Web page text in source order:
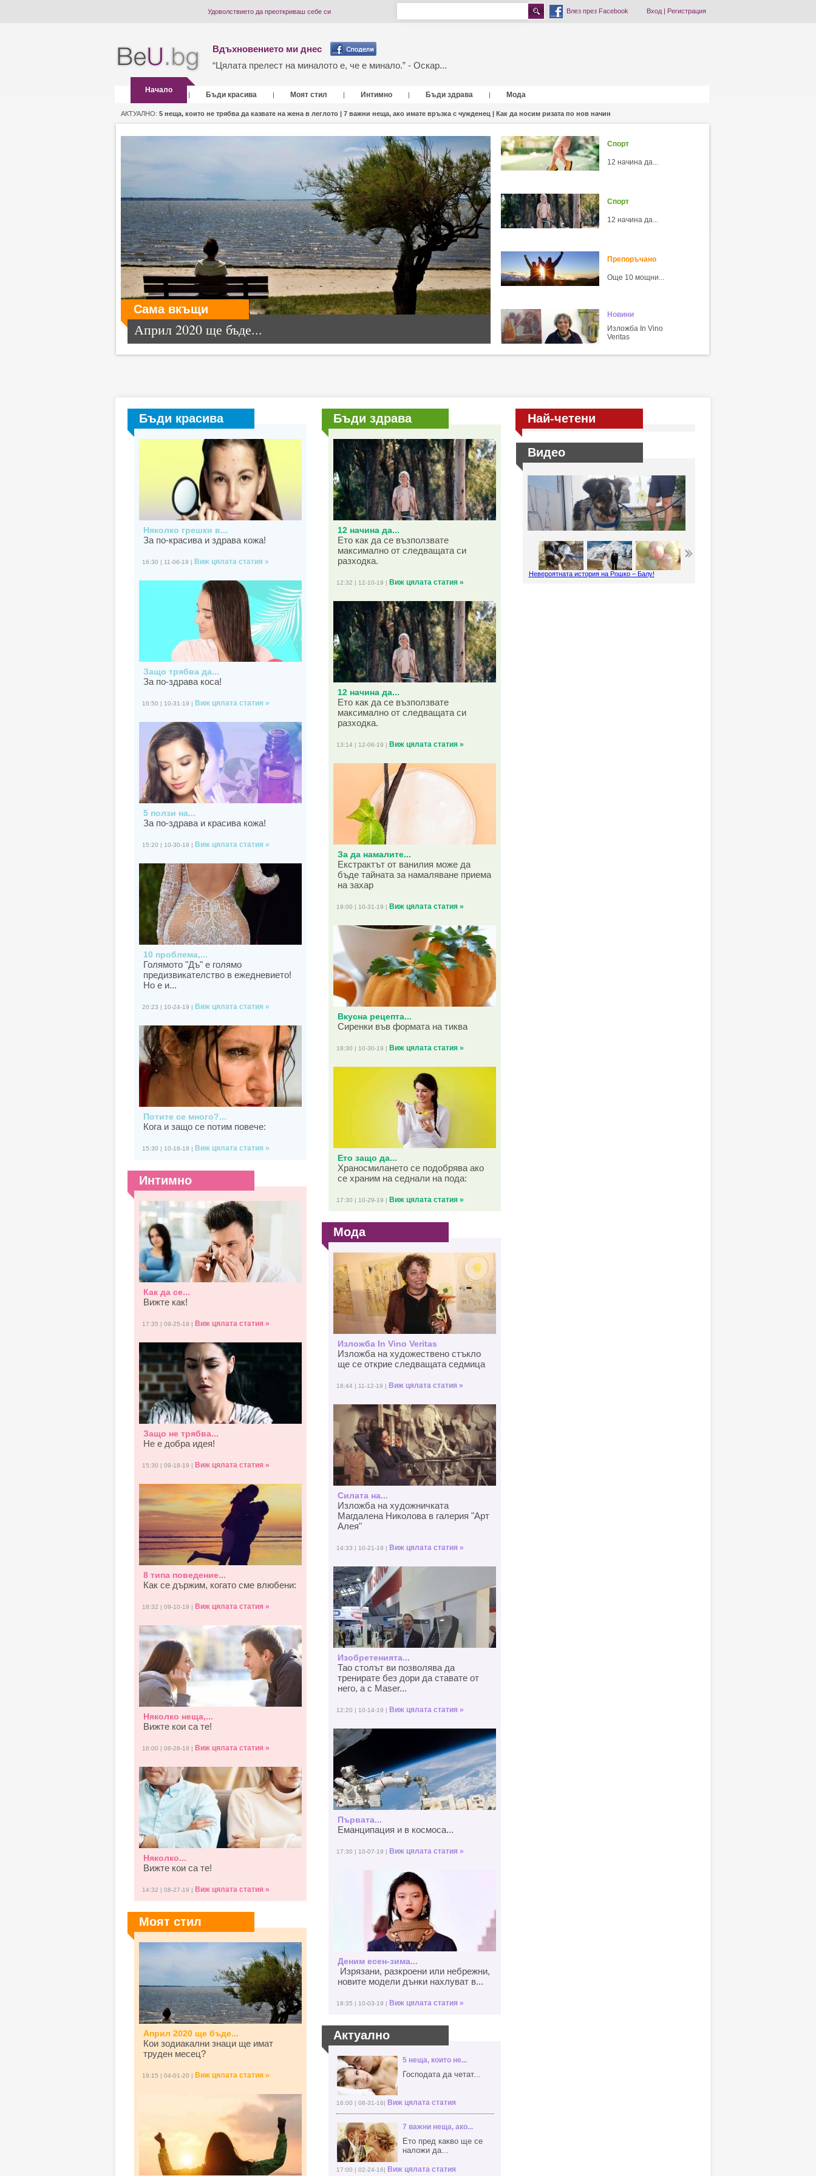
Удоволствието да преоткриваш себе си Влез през Facebook Вход| Регистрация
Вдъхновението ми днес
“Цялата прелест на миналото е, че е минало.” - Оскар...
Начало
| Бъди красива | Моят стил | Интимно | Бъди здрава | Мода
АКТУАЛНО: 5 неща, които не трябва да казвате на жена в леглото | 7 важни неща, ако имате връзка с чужденец | Как да носим ризата по нов начин
Сама вкъщи
Април 2020 ще бъде...
Спорт
12 начина да...
Спорт
12 начина да...
Препоръчано
Още 10 мощни...
Новини
Изложба In Vino
Veritas
Бъди красива
Няколко грешки в...
За по-красива и здрава кожа!
16:30 | 11-06-19 | Виж цялата статия »
Защо трябва да...
За по-здрава коса!
16:50 | 10-31-19 | Виж цялата статия »
5 ползи на...
За по-здрава и красива кожа!
15:20 | 10-30-19 | Виж цялата статия »
10 проблема,...
Голямото "Дъ" е голямо
предизвикателство в ежедневието!
Но е и...
20:23 | 10-24-19 | Виж цялата статия »
Потите се много?...
Кога и защо се потим повече:
15:30 | 10-18-19 | Виж цялата статия »
Интимно
Как да се...
Вижте как!
17:35 | 09-25-19 | Виж цялата статия »
Защо не трябва...
Не е добра идея!
15:30 | 09-18-19 | Виж цялата статия »
8 типа поведение...
Как се държим, когато смe влюбени:
18:32 | 09-10-19 | Виж цялата статия »
Няколко неща,...
Вижте кои са те!
16:00 | 08-28-19 | Виж цялата статия »
Няколко...
Вижте кои са те!
14:32 | 08-27-19 | Виж цялата статия »
Моят стил
Април 2020 ще бъде...
Кои зодиакални знаци ще имат
труден месец?
19:15 | 04-01-20 | Виж цялата статия »
Бъди здрава
12 начина да...
Ето как да се възползвате
максимално от следващата си
разходка.
12:32 | 12-10-19 | Виж цялата статия »
12 начина да...
Ето как да се възползвате
максимално от следващата си
разходка.
13:14 | 12-06-19 | Виж цялата статия »
За да намалите...
Екстрактът от ванилия може да
бъде тайната за намаляване приема
на захар
19:00 | 10-31-19 | Виж цялата статия »
Вкусна рецепта...
Сиренки във формата на тиква
18:30 | 10-30-19 | Виж цялата статия »
Ето защо да...
Храносмилането се подобрява ако
се храним на седнали на пода:
17:30 | 10-29-19 | Виж цялата статия »
Мода
Изложба In Vino Veritas
Изложба на художествено стъкло
ще се открие следващата седмица
18:44 | 11-12-19 | Виж цялата статия »
Силата на...
Изложба на художничката
Магдалена Николова в галерия "Арт
Алея"
14:33 | 10-21-19 | Виж цялата статия »
Изобретенията...
Тао столът ви позволява да
тренирате без дори да ставате от
него, а с Maser...
12:20 | 10-14-19 | Виж цялата статия »
Първата...
Еманципация и в космоса...
17:30 | 10-07-19 | Виж цялата статия »
Деним есен-зима...
Изрязани, разкроени или небрежни,
новите модели дънки нахлуват в...
18:35 | 10-03-19 | Виж цялата статия »
Актуално
5 неща, които не...
Господата да четат...
16:00 | 08-31-16| Виж цялата статия
7 важни неща, ако...
Ето пред какво ще се
наложи да...
17:00 | 02-24-16| Виж цялата статия
Най-четени
Видео
Невероятната история на Рошко – Балу!